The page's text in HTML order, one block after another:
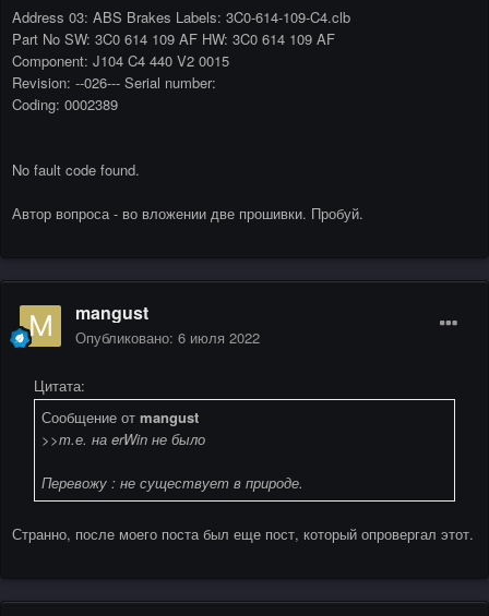
Address 03: ABS Brakes Labels: 3C0-614-109-C4.clb
Part No SW: 3C0 614 109 AF HW: 3C0 614 109 AF
Component: J104 C4 440 V2 0015
Revision: --026--- Serial number:
Coding: 0002389
No fault code found.
Автор вопроса - во вложении две прошивки. Пробуй.
mangust
Опубликовано: 6 июля 2022
Цитата:
Сообщение от mangust
>>т.е. на erWin не было
Перевожу : не существует в природе.
Странно, после моего поста был еще пост, который опровергал этот.